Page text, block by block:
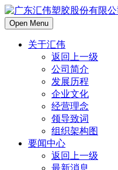
Open Menu
关于汇伟
返回上一级
公司简介
发展历程
企业文化
经营理念
领导致词
组织架构图
要闻中心
返回上一级
最新消息